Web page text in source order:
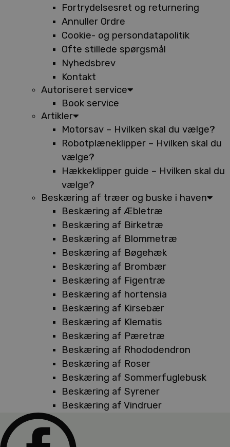
Fortrydelsesret og returnering
Annuller Ordre
Cookie- og persondatapolitik
Ofte stillede spørgsmål
Nyhedsbrev
Kontakt
Autoriseret service
Book service
Artikler
Motorsav – Hvilken skal du vælge?
Robotplæneklipper – Hvilken skal du
vælge?
Hækkeklipper guide – Hvilken skal du
vælge?
Beskæring af træer og buske i haven
Beskæring af Æbletræ
Beskæring af Birketræ
Beskæring af Blommetræ
Beskæring af Bøgehæk
Beskæring af Brombær
Beskæring af Figentræ
Beskæring af hortensia
Beskæring af Kirsebær
Beskæring af Klematis
Beskæring af Pæretræ
Beskæring af Rhododendron
Beskæring af Roser
Beskæring af Sommerfuglebusk
Beskæring af Syrener
Beskæring af Vindruer